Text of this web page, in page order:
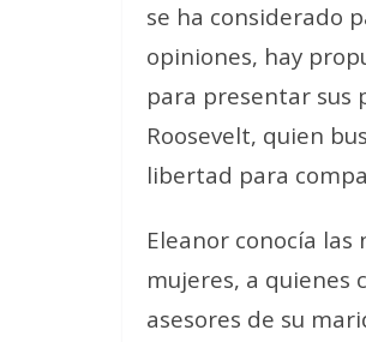
se ha considerado
opiniones, hay
para presentar sus
Roosevelt, quien
libertad para
Eleanor conocía
mujeres, a quienes
asesores de su